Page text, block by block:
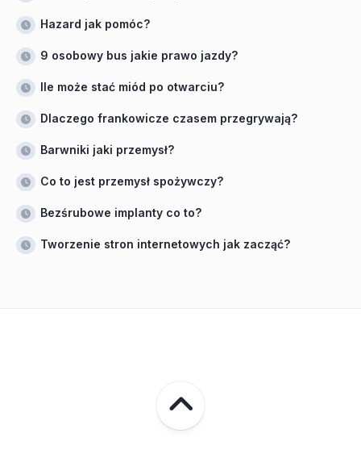
Hazard jak pomóc?
9 osobowy bus jakie prawo jazdy?
Ile może stać miód po otwarciu?
Dlaczego frankowicze czasem przegrywają?
Barwniki jaki przemysł?
Co to jest przemysł spożywczy?
Bezśrubowe implanty co to?
Tworzenie stron internetowych jak zacząć?